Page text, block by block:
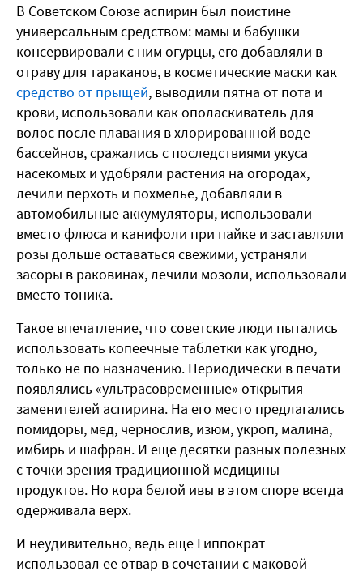
В Советском Союзе аспирин был поистине
универсальным средством: мамы и бабушки
консервировали с ним огурцы, его добавляли в
отраву для тараканов, в косметические маски как
средство от прыщей, выводили пятна от пота и
крови, использовали как ополаскиватель для
волос после плавания в хлорированной воде
бассейнов, сражались с последствиями укуса
насекомых и удобряли растения на огородах,
лечили перхоть и похмелье, добавляли в
автомобильные аккумуляторы, использовали
вместо флюса и канифоли при пайке и заставляли
розы дольше оставаться свежими, устраняли
засоры в раковинах, лечили мозоли, использовали
вместо тоника.
Такое впечатление, что советские люди пытались
использовать копеечные таблетки как угодно,
только не по назначению. Периодически в печати
появлялись «ультрасовременные» открытия
заменителей аспирина. На его место предлагались
помидоры, мед, чернослив, изюм, укроп, малина,
имбирь и шафран. И еще десятки разных полезных
с точки зрения традиционной медицины
продуктов. Но кора белой ивы в этом споре всегда
одерживала верх.
И неудивительно, ведь еще Гиппократ
использовал ее отвар в сочетании с маковой